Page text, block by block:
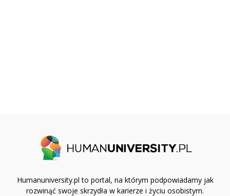
Humanuniversity.pl to portal, na którym podpowiadamy jak
rozwinąć swoje skrzydła w karierze i życiu osobistym.